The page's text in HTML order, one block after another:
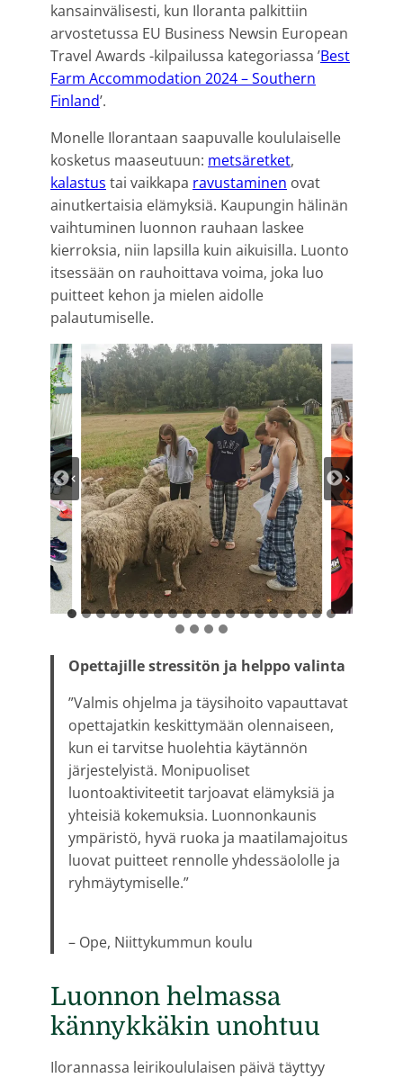
kansainvälisesti, kun Iloranta palkittiin
arvostetussa EU Business Newsin European
Travel Awards -kilpailussa kategoriassa ’Best
Farm Accommodation 2024 – Southern
Finland’.
Monelle Ilorantaan saapuvalle koululaiselle
kosketus maaseutuun: metsäretket,
kalastus tai vaikkapa ravustaminen ovat
ainutkertaisia elämyksiä. Kaupungin hälinän
vaihtuminen luonnon rauhaan laskee
kierroksia, niin lapsilla kuin aikuisilla. Luonto
itsessään on rauhoittava voima, joka luo
puitteet kehon ja mielen aidolle
palautumiselle.
Opettajille stressitön ja helppo valinta
”Valmis ohjelma ja täysihoito vapauttavat
opettajatkin keskittymään olennaiseen,
kun ei tarvitse huolehtia käytännön
järjestelyistä. Monipuoliset
luontoaktiviteetit tarjoavat elämyksiä ja
yhteisiä kokemuksia. Luonnonkaunis
ympäristö, hyvä ruoka ja maatilamajoitus
luovat puitteet rennolle yhdessäololle ja
ryhmäytymiselle.”
– Ope, Niittykummun koulu
Luonnon helmassa
kännykkäkin unohtuu
Ilorannassa leirikoululaisen päivä täyttyy